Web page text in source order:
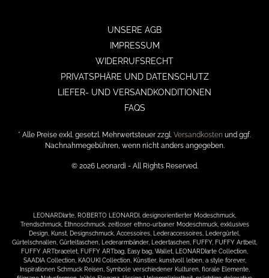
UNSERE AGB
IMPRESSUM
WIDERRUFSRECHT
PRIVATSPHÄRE UND DATENSCHUTZ
LIEFER- UND VERSANDKONDITIONEN
FAQS
* Alle Preise exkl. gesetzl. Mehrwertsteuer zzgl. Versandkosten und ggf.
Nachnahmegebühren, wenn nicht anders angegeben.
© 2026 Leonardi - All Rights Reserved.
LEONARDIarte, ROBERTO LEONARDI, designorientierter Modeschmuck,
Trendschmuck, Ethnoschmuck, zeitloser ethno-urbaner Modeschmuck, exklusives
Design, Kunst, Designschmuck, Accessoires, Lederaccessoires, Ledergürtel,
Gürtelschnallen, Gürteltaschen, Lederarmbänder, Ledertaschen, FUFFY, FUFFY Artbelt,
FUFFY ARTbracelet, FUFFY ARTbag, Easy bag, Wallet, LEONARDIarte Collection,
SAADIA Collection, KAOUKI Collection, Künstler, kunstvoll leben, a style forever,
Inspirationen Schmuck Reisen, Symbole verschiedener Kulturen, florale Elemente,